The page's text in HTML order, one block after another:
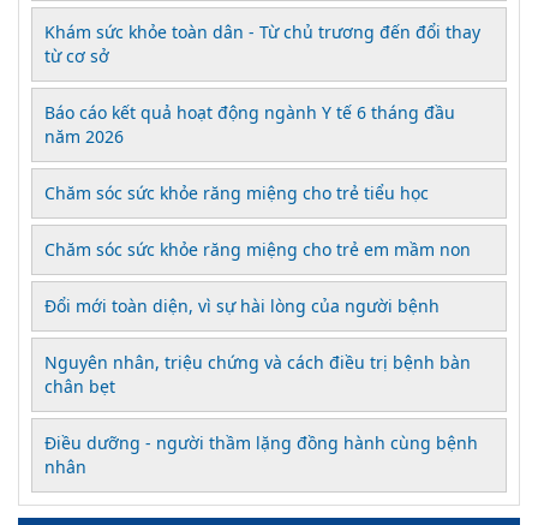
Khám sức khỏe toàn dân - Từ chủ trương đến đổi thay
từ cơ sở
Báo cáo kết quả hoạt động ngành Y tế 6 tháng đầu
năm 2026
Chăm sóc sức khỏe răng miệng cho trẻ tiểu học
Chăm sóc sức khỏe răng miệng cho trẻ em mầm non
Đổi mới toàn diện, vì sự hài lòng của người bệnh
Nguyên nhân, triệu chứng và cách điều trị bệnh bàn
chân bẹt
Điều dưỡng - người thầm lặng đồng hành cùng bệnh
nhân